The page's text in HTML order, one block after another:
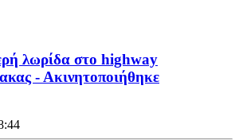
λωρίδα στο highway
- Ακινητοποιήθηκε